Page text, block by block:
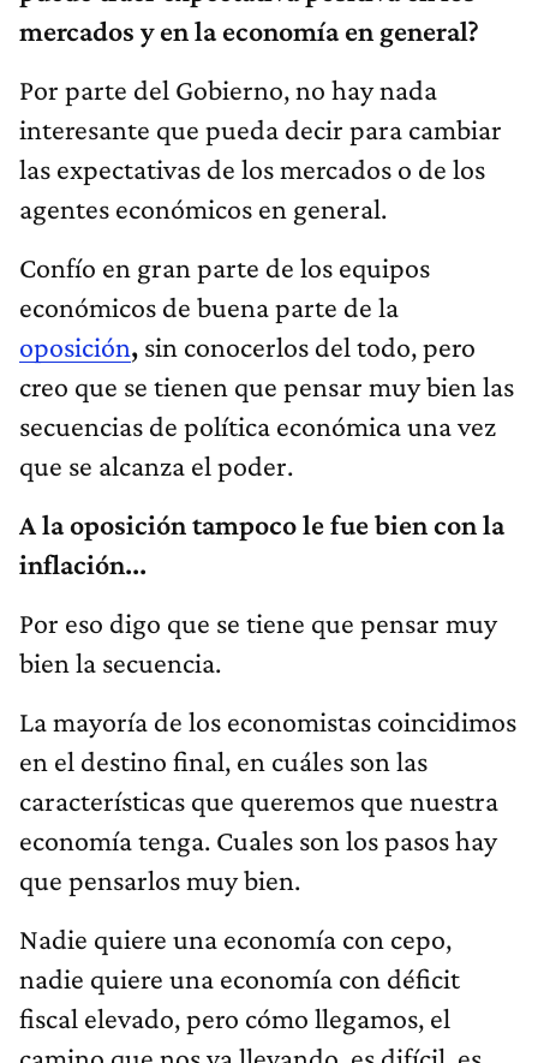
mercados y en la economía en general?
Por parte del Gobierno, no hay nada
interesante que pueda decir para cambiar
las expectativas de los mercados o de los
agentes económicos en general.
Confío en gran parte de los equipos
económicos de buena parte de la
oposición, sin conocerlos del todo, pero
creo que se tienen que pensar muy bien las
secuencias de política económica una vez
que se alcanza el poder.
A la oposición tampoco le fue bien con la
inflación...
Por eso digo que se tiene que pensar muy
bien la secuencia.
La mayoría de los economistas coincidimos
en el destino final, en cuáles son las
características que queremos que nuestra
economía tenga. Cuales son los pasos hay
que pensarlos muy bien.
Nadie quiere una economía con cepo,
nadie quiere una economía con déficit
fiscal elevado, pero cómo llegamos, el